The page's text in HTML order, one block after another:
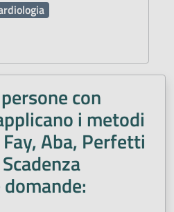
Esterno DAE
Deleghe
Demenza
organi e sangue
Inclusione
Influenza
con
i metodi
Aba, Perfetti